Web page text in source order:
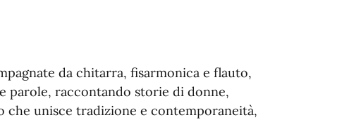
da chitarra, fisarmonica e flauto,
parole, raccontando storie di donne,
che unisce tradizione e contemporaneità,